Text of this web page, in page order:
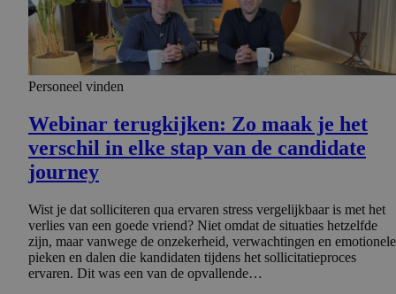
Personeel vinden
Webinar terugkijken: Zo maak je het
verschil in elke stap van de candidate
journey
Wist je dat solliciteren qua ervaren stress vergelijkbaar is met het
verlies van een goede vriend? Niet omdat de situaties hetzelfde
zijn, maar vanwege de onzekerheid, verwachtingen en emotionele
pieken en dalen die kandidaten tijdens het sollicitatieproces
ervaren. Dit was een van de opvallende…